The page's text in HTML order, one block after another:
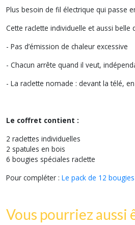
Plus besoin de fil électrique qui passe
Cette raclette individuelle et aussi belle
- Pas d’émission de chaleur excessive
- Chacun arrête quand il veut,
- La raclette nomade : devant la télé,
Le coffret contient :
2 raclettes individuelles
2 spatules en bois
6 bougies spéciales raclette
Pour compléter : Le pack de 12
Vous pourriez aussi